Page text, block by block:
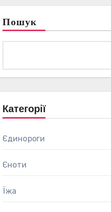
Пошук
Категорії
Єдинороги
Єноти
Їжа